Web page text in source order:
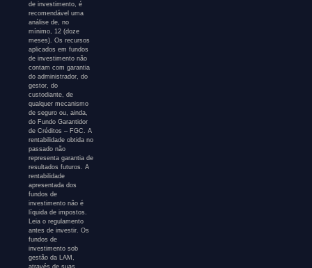
de investimento, é
recomendável uma
análise de, no
mínimo, 12 (doze
meses). Os recursos
aplicados em fundos
de investimento não
contam com garantia
do administrador, do
gestor, do
custodiante, de
qualquer mecanismo
de seguro ou, ainda,
do Fundo Garantidor
de Créditos – FGC. A
rentabilidade obtida no
passado não
representa garantia de
resultados futuros. A
rentabilidade
apresentada dos
fundos de
investimento não é
líquida de impostos.
Leia o regulamento
antes de investir. Os
fundos de
investimento sob
gestão da LAM,